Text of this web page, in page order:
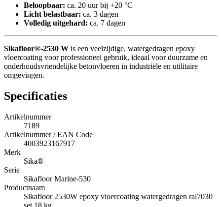
Beloopbaar: ca. 20 uur bij +20 °C
Licht belastbaar: ca. 3 dagen
Volledig uitgehard: ca. 7 dagen
Sikafloor®-2530 W is een veelzijdige, watergedragen epoxy
vloercoating voor professioneel gebruik, ideaal voor duurzame en
onderhoudsvriendelijke betonvloeren in industriële en utilitaire
omgevingen.
Specificaties
Artikelnummer
7189
Artikelnummer / EAN Code
4003923167917
Merk
Sika®
Serie
Sikafloor Marine-530
Productnaam
Sikafloor 2530W epoxy vloercoating watergedragen ral7030
set 18 kg